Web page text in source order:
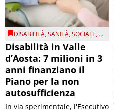
DISABILITÀ,SANITÀ,SOCIALE, ...
Disabilità in Valle
d’Aosta: 7 milioni in 3
anni finanziano il
Piano per la non
autosufficienza
In via sperimentale, l'Esecutivo